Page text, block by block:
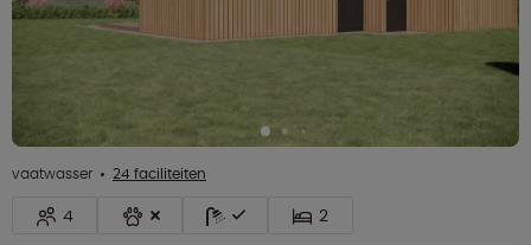
vaatwasser 24 faciliteiten
4 2